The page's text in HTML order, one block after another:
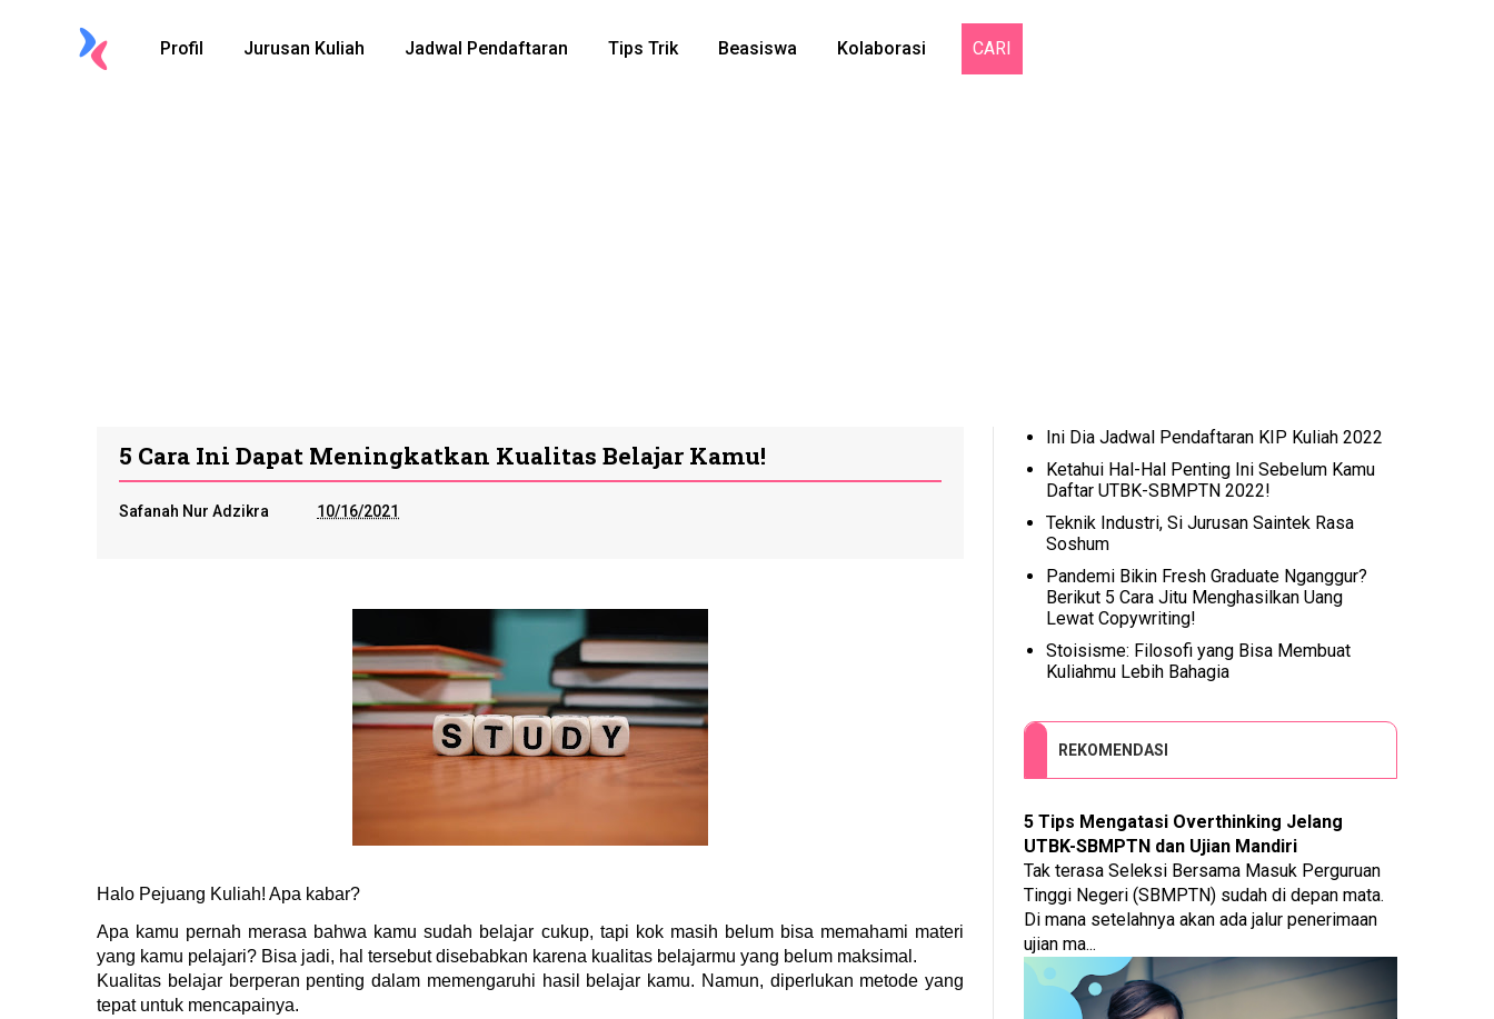
Profil Jurusan Kuliah Jadwal Pendaftaran Tips Trik Beasiswa Kolaborasi CARI
5 Cara Ini Dapat Meningkatkan Kualitas Belajar Kamu!
Safanah Nur Adzikra 10/16/2021
Halo Pejuang Kuliah! Apa kabar?
Apa kamu pernah merasa bahwa kamu sudah belajar cukup, tapi kok masih belum bisa memahami materi
yang kamu pelajari? Bisa jadi, hal tersebut disebabkan karena kualitas belajarmu yang belum maksimal.
Kualitas belajar berperan penting dalam memengaruhi hasil belajar kamu. Namun, diperlukan metode yang
tepat untuk mencapainya.
Ini Dia Jadwal Pendaftaran KIP Kuliah 2022
Ketahui Hal-Hal Penting Ini Sebelum Kamu
Daftar UTBK-SBMPTN 2022!
Teknik Industri, Si Jurusan Saintek Rasa
Soshum
Pandemi Bikin Fresh Graduate Nganggur?
Berikut 5 Cara Jitu Menghasilkan Uang
Lewat Copywriting!
Stoisisme: Filosofi yang Bisa Membuat
Kuliahmu Lebih Bahagia
REKOMENDASI
5 Tips Mengatasi Overthinking Jelang
UTBK-SBMPTN dan Ujian Mandiri
Tak terasa Seleksi Bersama Masuk Perguruan
Tinggi Negeri (SBMPTN) sudah di depan mata.
Di mana setelahnya akan ada jalur penerimaan
ujian ma...